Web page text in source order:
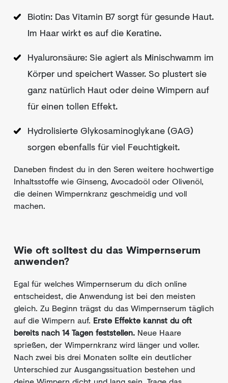
Biotin: Das Vitamin B7 sorgt für gesunde Haut.
Im Haar wirkt es auf die Keratine.
Hyaluronsäure: Sie agiert als Minischwamm im
Körper und speichert Wasser. So plustert sie
ganz natürlich Haut oder deine Wimpern auf
für einen tollen Effekt.
Hydrolisierte Glykosaminoglykane (GAG)
sorgen ebenfalls für viel Feuchtigkeit.
Daneben findest du in den Seren weitere hochwertige
Inhaltsstoffe wie Ginseng, Avocadoöl oder Olivenöl,
die deinen Wimpernkranz geschmeidig und voll
machen.
Wie oft solltest du das Wimpernserum
anwenden?
Egal für welches Wimpernserum du dich online
entscheidest, die Anwendung ist bei den meisten
gleich. Zu Beginn trägst du das Wimpernserum täglich
auf die Wimpern auf. Erste Effekte kannst du oft
bereits nach 14 Tagen feststellen. Neue Haare
sprießen, der Wimpernkranz wird länger und voller.
Nach zwei bis drei Monaten sollte ein deutlicher
Unterschied zur Ausgangssituation bestehen und